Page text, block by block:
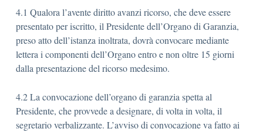
4.1 Qualora l’avente diritto avanzi ricorso, che deve essere
presentato per iscritto, il Presidente dell’Organo di Garanzia,
preso atto dell’istanza inoltrata, dovrà convocare mediante
lettera i componenti dell’Organo entro e non oltre 15 giorni
dalla presentazione del ricorso medesimo.
4.2 La convocazione dell’organo di garanzia spetta al
Presidente, che provvede a designare, di volta in volta, il
segretario verbalizzante. L’avviso di convocazione va fatto ai